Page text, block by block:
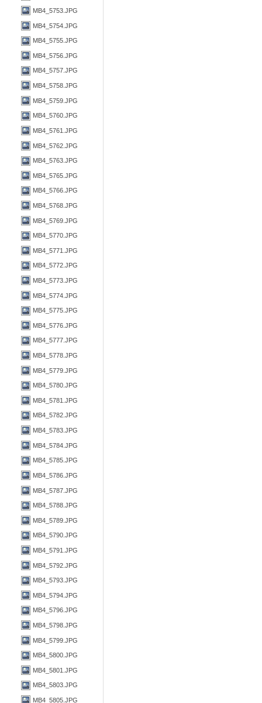
MB4_5753.JPG
MB4_5754.JPG
MB4_5755.JPG
MB4_5756.JPG
MB4_5757.JPG
MB4_5758.JPG
MB4_5759.JPG
MB4_5760.JPG
MB4_5761.JPG
MB4_5762.JPG
MB4_5763.JPG
MB4_5765.JPG
MB4_5766.JPG
MB4_5768.JPG
MB4_5769.JPG
MB4_5770.JPG
MB4_5771.JPG
MB4_5772.JPG
MB4_5773.JPG
MB4_5774.JPG
MB4_5775.JPG
MB4_5776.JPG
MB4_5777.JPG
MB4_5778.JPG
MB4_5779.JPG
MB4_5780.JPG
MB4_5781.JPG
MB4_5782.JPG
MB4_5783.JPG
MB4_5784.JPG
MB4_5785.JPG
MB4_5786.JPG
MB4_5787.JPG
MB4_5788.JPG
MB4_5789.JPG
MB4_5790.JPG
MB4_5791.JPG
MB4_5792.JPG
MB4_5793.JPG
MB4_5794.JPG
MB4_5796.JPG
MB4_5798.JPG
MB4_5799.JPG
MB4_5800.JPG
MB4_5801.JPG
MB4_5803.JPG
MB4_5805.JPG